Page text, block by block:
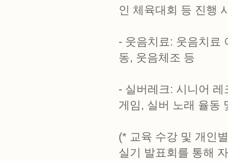
인 체육대회 등 진행
- 웃음치료: 웃음치료
동, 웃음체조 등
- 실버레크: 시니어
게임, 실버 노래 율동
(* 교육 수강 및 개인
실기 발표회를 통해